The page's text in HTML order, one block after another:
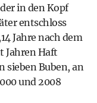
in den Kopf
entschloss
Jahre nach dem
Jahren Haft
sieben Buben, an
und 2008